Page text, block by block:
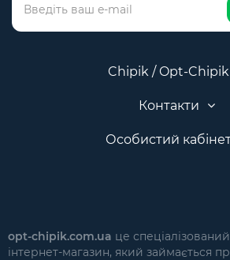
Chipik / Opt-Chipik
Контакти
Особистий
opt-chipik.com.ua це
інтернет-магазин, який займається